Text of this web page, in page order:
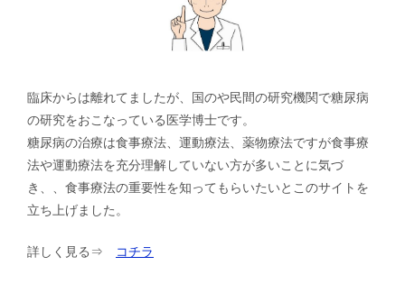
臨床からは離れてましたが、国のや民間の研究機関で糖尿病
の研究をおこなっている医学博士です。
糖尿病の治療は食事療法、運動療法、薬物療法ですが食事療
法や運動療法を充分理解していない方が多いことに気づ
き、、食事療法の重要性を知ってもらいたいとこのサイトを
立ち上げました。
詳しく見る⇒ コチラ